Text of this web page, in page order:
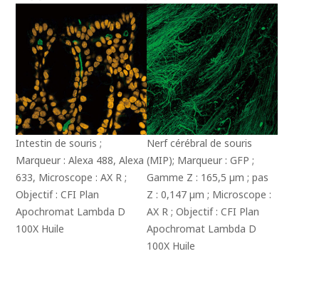
Intestin de souris ;
Marqueur : Alexa 488, Alexa
633, Microscope : AX R ;
Objectif : CFI Plan
Apochromat Lambda D
100X Huile
Nerf cérébral de souris
(MIP); Marqueur : GFP ;
Gamme Z : 165,5 µm ; pas
Z : 0,147 µm ; Microscope :
AX R ; Objectif : CFI Plan
Apochromat Lambda D
100X Huile